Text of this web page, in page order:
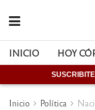
INICIO HOY
Inicio Política